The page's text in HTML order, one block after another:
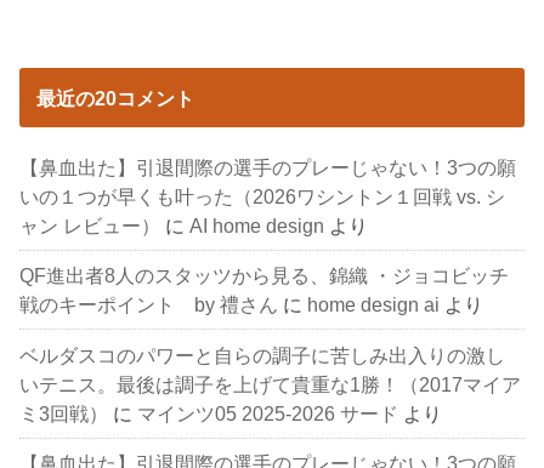
最近の20コメント
【鼻血出た】引退間際の選手のプレーじゃない！3つの願
いの１つが早くも叶った（2026ワシントン１回戦 vs. シ
ャン レビュー）
にAI home design より
QF進出者8人のスタッツから見る、錦織 ・ジョコビッチ
戦のキーポイント by 禮さん に home design ai より
ベルダスコのパワーと自らの調子に苦しみ出入りの激し
いテニス。最後は調子を上げて貴重な1勝！（2017マイア
ミ3回戦）
に マインツ05 2025-2026 サード より
【鼻血出た】引退間際の選手のプレーじゃない！3つの願